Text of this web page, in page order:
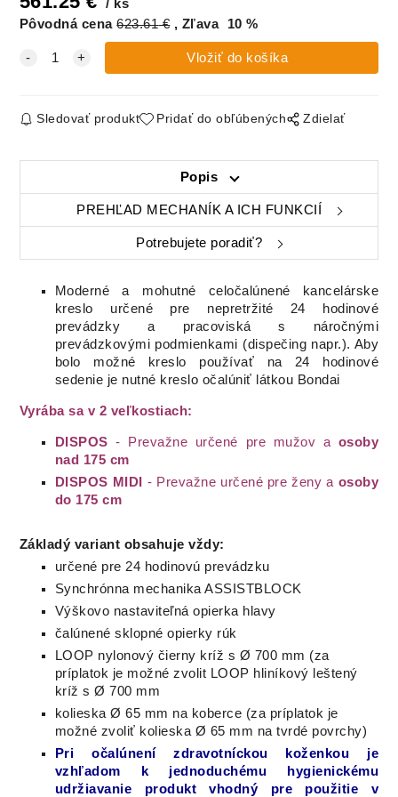
Fortis 54 hnedá
čiernošedá
ks
Pôvodná cena 623.61€ Zľava 10 %
Sledovať produkt Pridať do obľúbených Zdielať
Popis
PREHĽAD MECHANÍK A ICH FUNKCIÍ
Potrebujete poradiť?
Moderné a mohutné celočalúnené kancelárske
kreslo určené pre nepretržité 24 hodinové
prevádzky a pracoviská s náročnými
prevádzkovými podmienkami (dispečing napr.). Aby
bolo možné kreslo používať na 24 hodinové
sedenie je nutné kreslo očalúniť látkou Bondai
Vyrába sa v 2 veľkostiach:
DISPOS - Prevažne určené pre mužov a osoby
nad 175 cm
DISPOS MIDI
- Prevažne určené pre ženy a osoby
do 175 cm
Základý variant obsahuje vždy:
určené pre 24 hodinovú prevádzku
Synchrónna mechanika ASSISTBLOCK
Výškovo nastaviteľná opierka hlavy
čalúnené sklopné opierky rúk
LOOP nylonový čierny kríž s Ø 700 mm (za
príplatok je možné zvolit LOOP hliníkový leštený
kríž s Ø 700 mm
kolieska Ø 65 mm na koberce (za príplatok je
možné zvoliť kolieska Ø 65 mm na tvrdé povrchy)
Pri
očalúnení zdravotníckou koženkou
je
vzhľadom
k jednoduchému
hygienickému
udržiavanie
produkt vhodný pre použitie v